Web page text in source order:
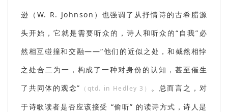
逊 （W. R. Johnson） 也强调了从抒情诗的古希腊源
头开始，它就是需要听众的，诗人和听众的“自我”必
然相互碰撞和交融——“他们的近似之处，和截然相悖
之处合二为一，构成了一种对身份的认知，甚至催生
了共同体的观念” （qtd. in Hedley 3）
。总而言之，对
于诗歌读者是否应该接受 “偷听” 的读诗方式，诗人是